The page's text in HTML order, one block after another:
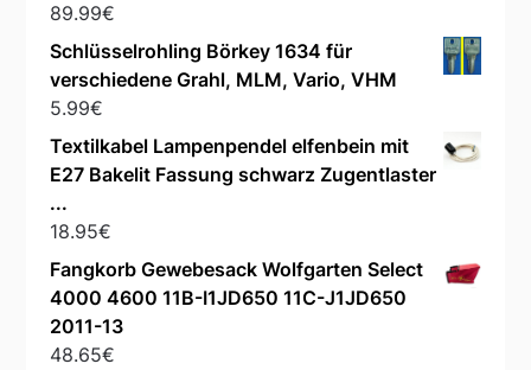
89.99€
Schlüsselrohling Börkey 1634 für
verschiedene Grahl, MLM, Vario, VHM
5.99€
Textilkabel Lampenpendel elfenbein mit
E27 Bakelit Fassung schwarz Zugentlaster
...
18.95€
Fangkorb Gewebesack Wolfgarten Select
4000 4600 11B-I1JD650 11C-J1JD650
2011-13
48.65€